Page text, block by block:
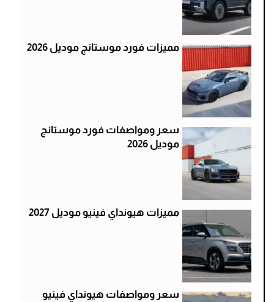
مميزات فورد موستانج موديل 2026
سعر ومواصفات فورد موستانج
موديل 2026
مميزات هيونداي فينيو موديل 2027
سعر ومواصفات هيونداي فينيو